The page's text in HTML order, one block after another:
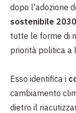
dopo l'adozione
sostenibile 2030
tutte le forme di
priorità politica a
Esso identifica i
cambiamento
dietro il